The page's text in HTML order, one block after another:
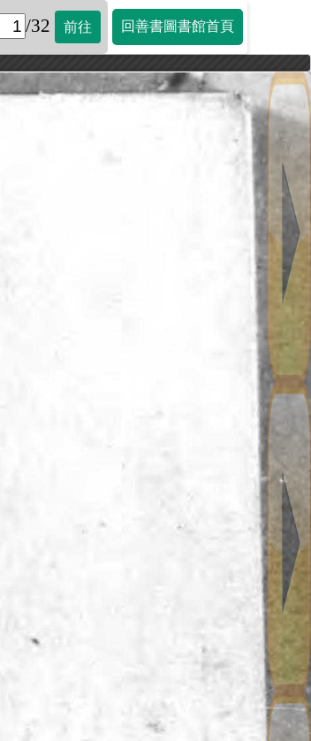
/32 前往 回善書圖書館首頁